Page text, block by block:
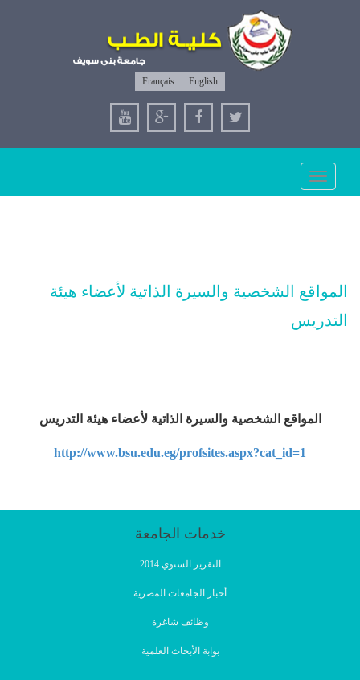
English
Français
Toggle
navigation
المواقع الشخصية والسيرة الذاتية لأعضاء هيئة
التدريس
المواقع الشخصية والسيرة الذاتية لأعضاء هيئة التدريس
http://www.bsu.edu.eg/profsites.aspx?cat_id=1
خدمات الجامعة
التقرير السنوي 2014
أخبار الجامعات المصرية
وظائف شاغرة
بوابة الأبحاث العلمية